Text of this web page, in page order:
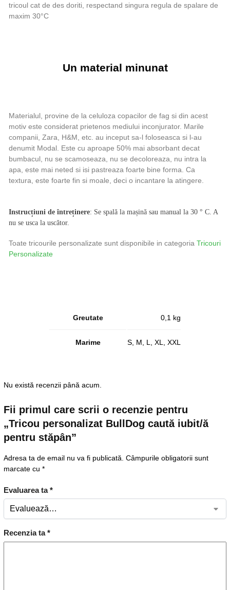
tricoul cat de des doriti, respectand singura regula de spalare de
maxim 30°C
Un material minunat
Materialul, provine de la celuloza copacilor de fag si din acest
motiv este considerat prietenos mediului inconjurator. Marile
companii, Zara, H&M, etc. au inceput sa-l foloseasca si l-au
denumit Modal. Este cu aproape 50% mai absorbant decat
bumbacul, nu se scamoseaza, nu se decoloreaza, nu intra la
apa, este mai neted si isi pastreaza foarte bine forma. Ca
textura, este foarte fin si moale, deci o incantare la atingere.
Instrucțiuni de întreținere: Se spală la mașină sau manual la 30 ° C. A
nu se usca la uscător.
Toate tricourile personalizate sunt disponibile in categoria Tricouri
Personalizate
Greutate 0,1 kg
Marime S, M, L, XL, XXL
Nu există recenzii până acum.
Fii primul care scrii o recenzie pentru
„Tricou personalizat BullDog caută iubit/ă
pentru stăpân”
Adresa ta de email nu va fi publicată. Câmpurile obligatorii sunt
marcate cu *
Evaluarea ta*
Recenzia ta*